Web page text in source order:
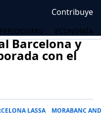
Contribuye
PERIODISMO ECONOMÍA
Barcelona y
con el
LASSA MORABANC